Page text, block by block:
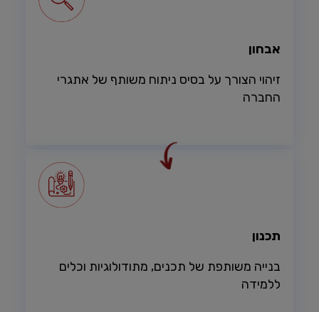
אבחון
זיהוי הצורך על בסיס ניתוח משותף של אתגרי
החברה
תכנון
בנייה משותפת של תכנים, מתודולוגיות וכלים
ללמידה